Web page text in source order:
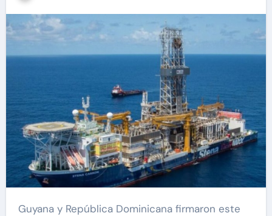
Guyana y República Dominicana firmaron este